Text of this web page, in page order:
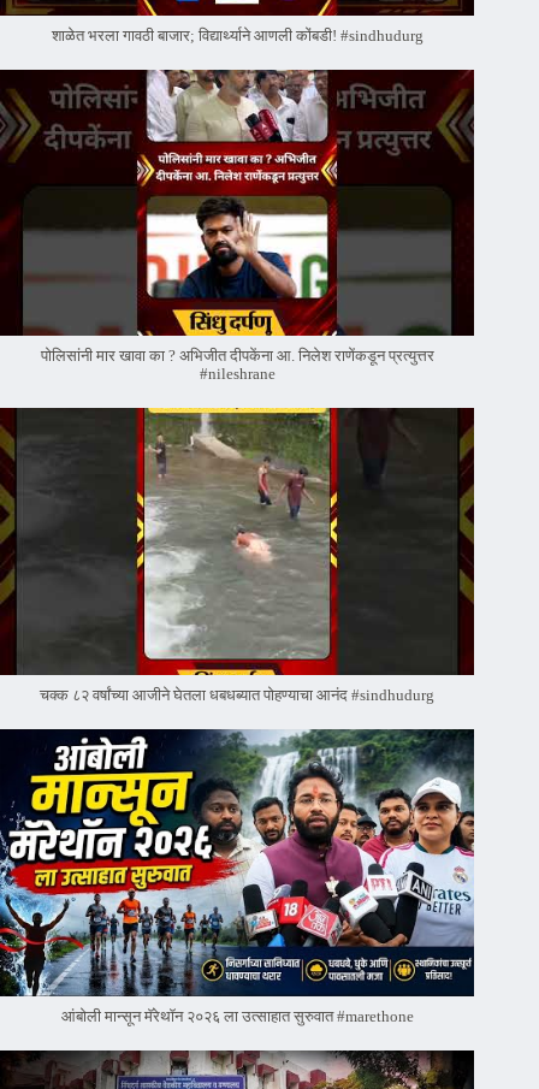
शाळेत भरला गावठी बाजार; विद्यार्थ्याने आणली कोंबडी! #sindhudurg
पोलिसांनी मार खावा का ? अभिजीत दीपकेंना आ. निलेश राणेंकडून प्रत्युत्तर
#nileshrane
चक्क ८२ वर्षांच्या आजीने घेतला धबधब्यात पोहण्याचा आनंद #sindhudurg
आंबोली मान्सून मॅरेथॉन २०२६ ला उत्साहात सुरुवात #marethone